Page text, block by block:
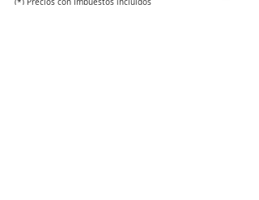
(*) Precios con Impuestos incluidos